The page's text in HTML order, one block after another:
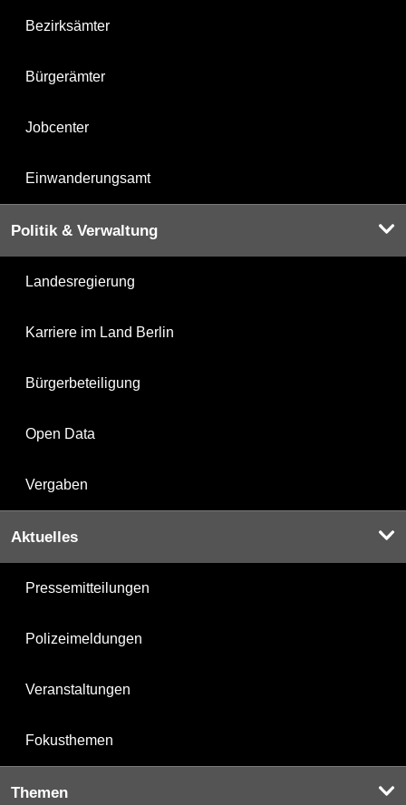
Bezirksämter
Bürgerämter
Jobcenter
Einwanderungsamt
Politik & Verwaltung
Landesregierung
Karriere im Land Berlin
Bürgerbeteiligung
Open Data
Vergaben
Aktuelles
Pressemitteilungen
Polizeimeldungen
Veranstaltungen
Fokusthemen
Themen